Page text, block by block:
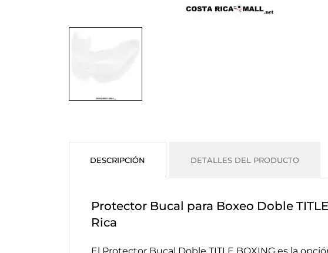
DESCRIPCIÓN DETALLES DEL PRODUCTO
Protector Bucal para Boxeo Doble
Rica